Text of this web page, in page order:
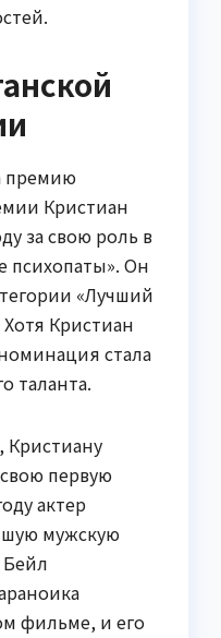
премию
Кристиан
за свою роль в
психопаты». Он
«Лучший
Кристиан
стала
таланта.
Кристиану
первую
актер
мужскую
фильме, и его